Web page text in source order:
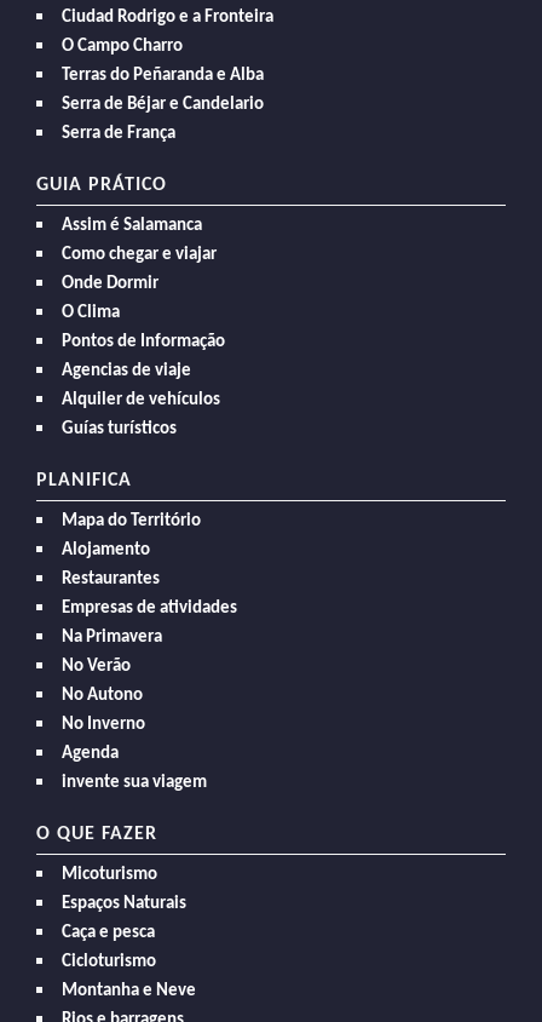
Ciudad Rodrigo e a Fronteira
O Campo Charro
Terras do Peñaranda e Alba
Serra de Béjar e Candelario
Serra de França
GUIA PRÁTICO
Assim é Salamanca
Como chegar e viajar
Onde Dormir
O Clima
Pontos de Informação
Agencias de viaje
Alquiler de vehículos
Guías turísticos
PLANIFICA
Mapa do Território
Alojamento
Restaurantes
Empresas de atividades
Na Primavera
No Verão
No Autono
No Inverno
Agenda
invente sua viagem
O QUE FAZER
Micoturismo
Espaços Naturais
Caça e pesca
Cicloturismo
Montanha e Neve